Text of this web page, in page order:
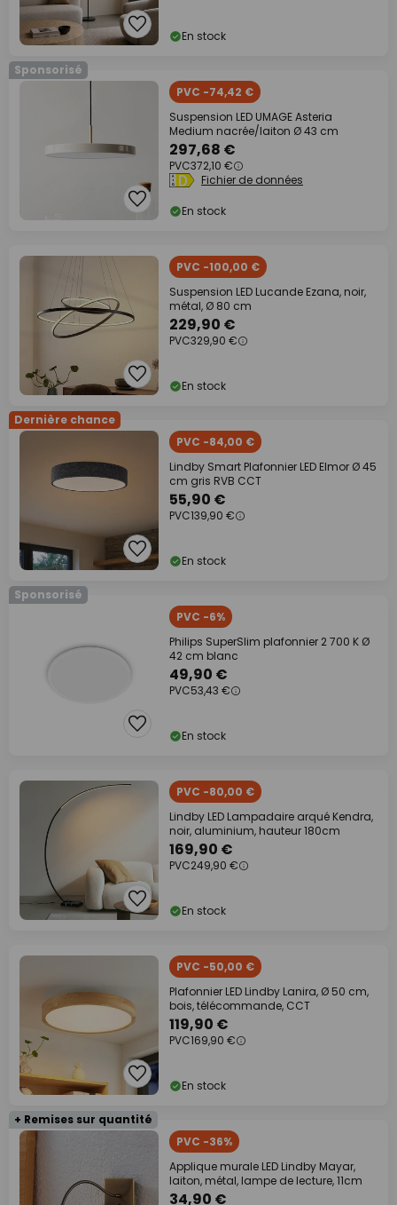
En stock
Sponsorisé
PVC -74,42 €
Suspension LED UMAGE Asteria
Medium nacrée/laiton Ø 43 cm
297,68 €
PVC372,10 €
Fichier de données
En stock
PVC -100,00 €
Suspension LED Lucande Ezana, noir,
métal, Ø 80 cm
229,90 €
PVC329,90 €
En stock
Dernière chance
PVC -84,00 €
Lindby Smart Plafonnier LED Elmor Ø 45
cm gris RVB CCT
55,90 €
PVC139,90 €
En stock
Sponsorisé
PVC -6%
Philips SuperSlim plafonnier 2 700 K Ø
42 cm blanc
49,90 €
PVC53,43 €
En stock
PVC -80,00 €
Lindby LED Lampadaire arqué Kendra,
noir, aluminium, hauteur 180cm
169,90 €
PVC249,90 €
En stock
PVC -50,00 €
Plafonnier LED Lindby Lanira, Ø 50 cm,
bois, télécommande, CCT
119,90 €
PVC169,90 €
En stock
+ Remises sur quantité
PVC -36%
Applique murale LED Lindby Mayar,
laiton, métal, lampe de lecture, 11cm
34,90 €